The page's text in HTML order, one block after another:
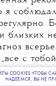
НА НАШУ
я
близких
с
бывают
COOKIES ЧТОБЫ
НАДЕЕМСЯ, ВЫ НЕ